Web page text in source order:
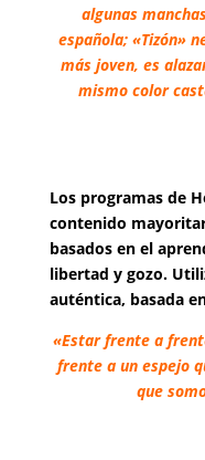
algunas
española; «Tizón»
más joven, es
mismo color
Los programas de
contenido
basados en el
libertad y gozo.
auténtica, basada
«Estar frente a
frente a un espejo
que